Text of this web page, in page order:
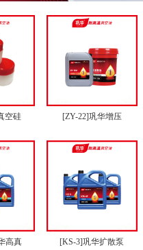
空硅 [ZY-22]巩华增压
高真 [KS-3]巩华扩散泵